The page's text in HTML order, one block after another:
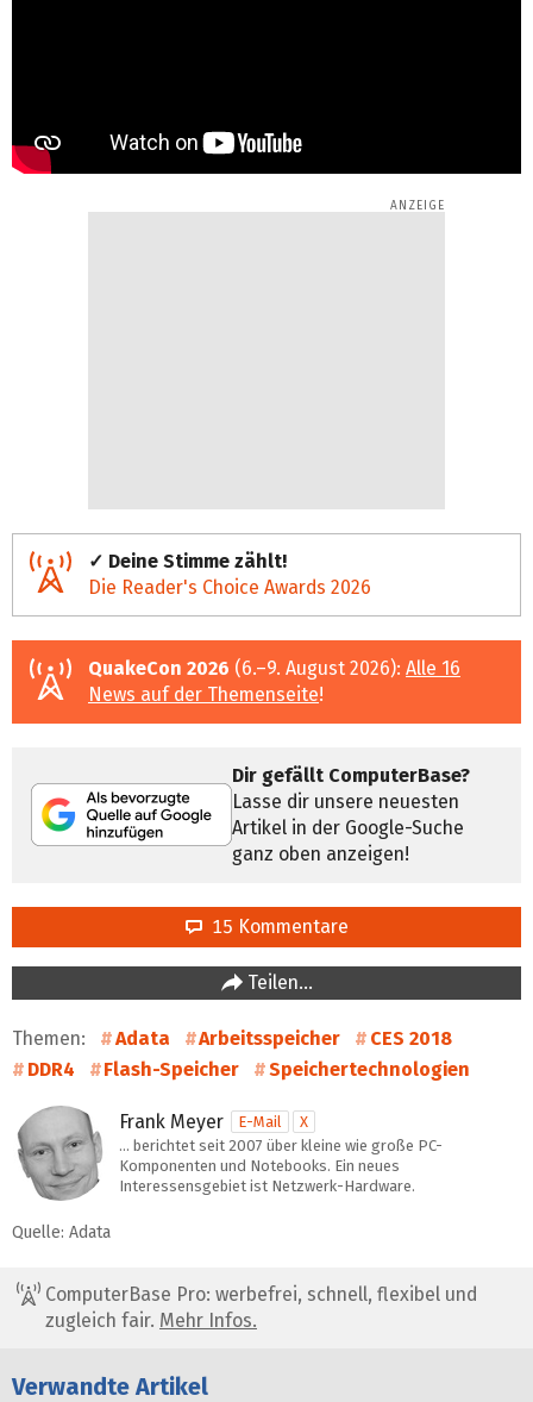
✓ Deine Stimme zählt!
Die Reader's Choice Awards 2026
QuakeCon 2026 (6.–9. August 2026): Alle 16
News auf der Themenseite!
Dir gefällt ComputerBase?
Lasse dir unsere neuesten
Artikel in der Google-Suche
ganz oben anzeigen!
15 Kommentare
Teilen…
Themen: Adata Arbeitsspeicher
CES 2018
DDR4
Flash-Speicher Speichertechnologien
Frank Meyer E-Mail
X
… berichtet seit 2007 über kleine wie große PC-
Komponenten und Notebooks. Ein neues
Interessensgebiet ist Netzwerk-Hardware.
Quelle: Adata
ComputerBase Pro: werbefrei, schnell, flexibel und
zugleich fair. Mehr Infos.
Verwandte Artikel